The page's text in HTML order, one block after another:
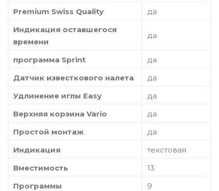
Premium Swiss Quality
да
Индикация оставшегося
времени
да
программа Sprint
да
Датчик известкового налета
да
Удлинение иглы Easy
да
Верхняя корзина Vario
да
Простой монтаж
да
Индикация
текстовая
Вместимость
13
Программы
9